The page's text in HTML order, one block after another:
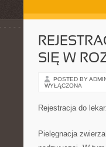
SIĘ W
POSTED BY
WYŁĄCZONA
Rejestracja do
Pielęgnacja